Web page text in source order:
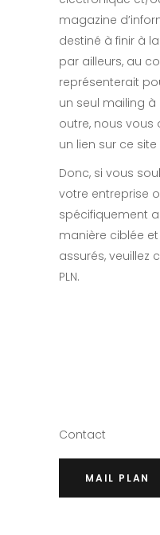
magazine
destiné à finir à
par ailleurs, au
représenterait
un seul mailing
outre, nous
un lien sur ce site
Donc, si vous
votre entreprise
spécifiquement
manière ciblée
assurés, veuillez
PLN.
Contact
MAIL PLAN